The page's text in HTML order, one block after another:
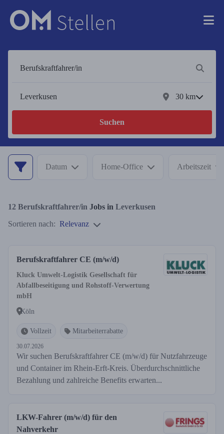
30 km
Suchen
Datum Home-Office Arbeitszeit
12 Berufskraftfahrer/in Jobs in Leverkusen
Sortieren nach: Relevanz
Berufskraftfahrer CE (m/w/d)
Kluck Umwelt-Logistik Gesellschaft für
Abfallbeseitigung und Rohstoff-Verwertung
mbH
Köln
Vollzeit Mitarbeiterrabatte
30.07.2026
Wir suchen Berufskraftfahrer CE (m/w/d) für Nutzfahrzeuge
und Container im Rhein-Erft-Kreis. Überdurchschnittliche
Bezahlung und zahlreiche Benefits erwarten...
LKW-Fahrer (m/w/d) für den
Nahverkehr